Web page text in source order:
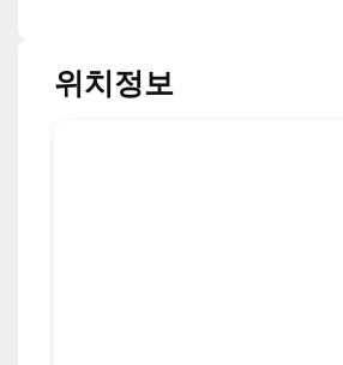
위치정보